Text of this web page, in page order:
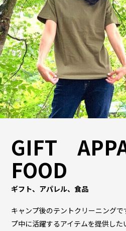
GIFT
FOOD
ギフト、アパレル、食品
キャンプ後のテントクリーニング
プ中に活躍するアイテムを提供した